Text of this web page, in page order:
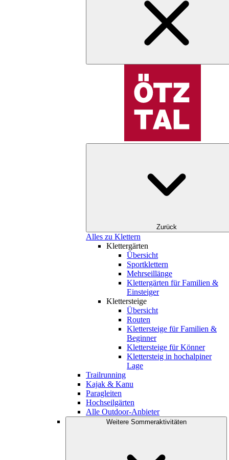
Zurück
Alles zu Klettern
Klettergärten
Übersicht
Sportklettern
Mehrseillänge
Klettergärten für Familien &
Einsteiger
Klettersteige
Übersicht
Routen
Klettersteige für Familien &
Beginner
Klettersteige für Könner
Klettersteig in hochalpiner
Lage
Trailrunning
Kajak & Kanu
Paragleiten
Hochseilgärten
Alle Outdoor-Anbieter
Weitere Sommeraktivitäten